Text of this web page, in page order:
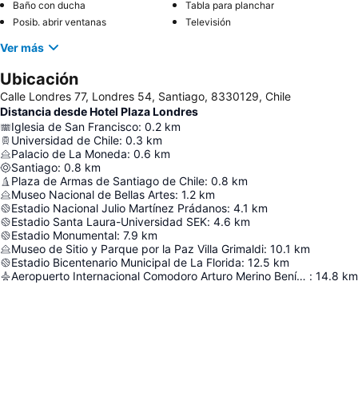
Baño con ducha
Tabla para planchar
Posib. abrir ventanas
Televisión
Ver más
Ubicación
Calle Londres 77, Londres 54, Santiago, 8330129, Chile
Distancia desde Hotel Plaza Londres
Iglesia de San Francisco: 0.2 km
Universidad de Chile: 0.3 km
Palacio de La Moneda: 0.6 km
Santiago: 0.8 km
Plaza de Armas de Santiago de Chile: 0.8 km
Museo Nacional de Bellas Artes: 1.2 km
Estadio Nacional Julio Martínez Prádanos: 4.1 km
Estadio Santa Laura-Universidad SEK: 4.6 km
Estadio Monumental: 7.9 km
Museo de Sitio y Parque por la Paz Villa Grimaldi: 10.1 km
Estadio Bicentenario Municipal de La Florida: 12.5 km
Aeropuerto Internacional Comodoro Arturo Merino Benítez : 14.8 km